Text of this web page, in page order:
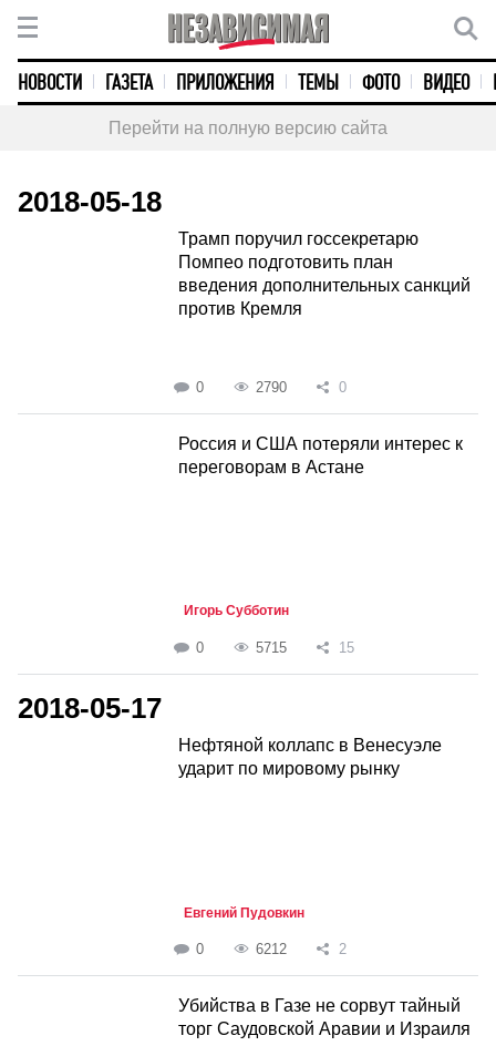
НОВОСТИ ГАЗЕТА ПРИЛОЖЕНИЯ ТЕМЫ ФОТО ВИДЕО
Перейти на полную версию сайта
2018-05-18
Трамп поручил госсекретарю
Помпео подготовить план
введения дополнительных санкций
против Кремля
0 2790 0
Россия и США потеряли интерес к
переговорам в Астане
Игорь Субботин
0 5715 15
2018-05-17
Нефтяной коллапс в Венесуэле
ударит по мировому рынку
Евгений Пудовкин
0 6212 2
Убийства в Газе не сорвут тайный
торг Саудовской Аравии и Израиля